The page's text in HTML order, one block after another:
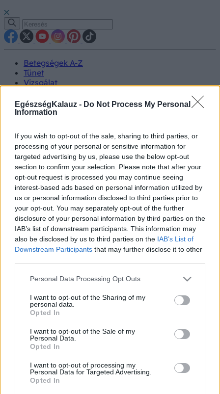
EgészségKalauz - Do Not Process My Personal
Information
If you wish to opt-out of the sale, sharing to third parties, or
processing of your personal or sensitive information for
targeted advertising by us, please use the below opt-out
section to confirm your selection. Please note that after your
opt-out request is processed you may continue seeing
interest-based ads based on personal information utilized by
us or personal information disclosed to third parties prior to
your opt-out. You may separately opt-out of the further
disclosure of your personal information by third parties on the
IAB’s list of downstream participants. This information may
also be disclosed by us to third parties on the IAB’s List of
Downstream Participants that may further disclose it to other
Please note that this website/app uses one or more Google
not limited to your visit or usage behaviour. You may click to
grant or deny consent to Google and its third-party tags to
use your data for below specified purposes in below Google
consent section.
Personal Data Processing Opt Outs
I want to opt-out of the Sharing of my
personal data.
Opted In
I want to opt-out of the Sale of my
Personal Data.
Opted In
I want to opt-out of processing my
Personal Data for Targeted Advertising.
Opted In
Betegségek A-Z
Tünet
Vizsgálat
Életmódváltás
Kutatás
Hírek
Videók
Kisállatok egészsége
#allergia #influenza
#cukorbetegség
#orvosmeteorológia
#vérnyomás#stroke
#rákbetegség
#pajzsmirigy#reflux#ekcéma#herpesz
Regisztráció
Alváshiány
Alváshiány